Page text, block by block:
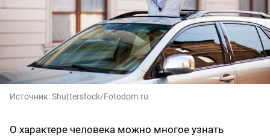
Источник:Shutterstock/Fotodom.ru
О характере человека можно многое узнать